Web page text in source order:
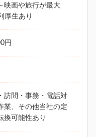
映画や旅行が最大
厚生あり
円
訪問・事務・電話対
業、その他当社の定
換可能性あり